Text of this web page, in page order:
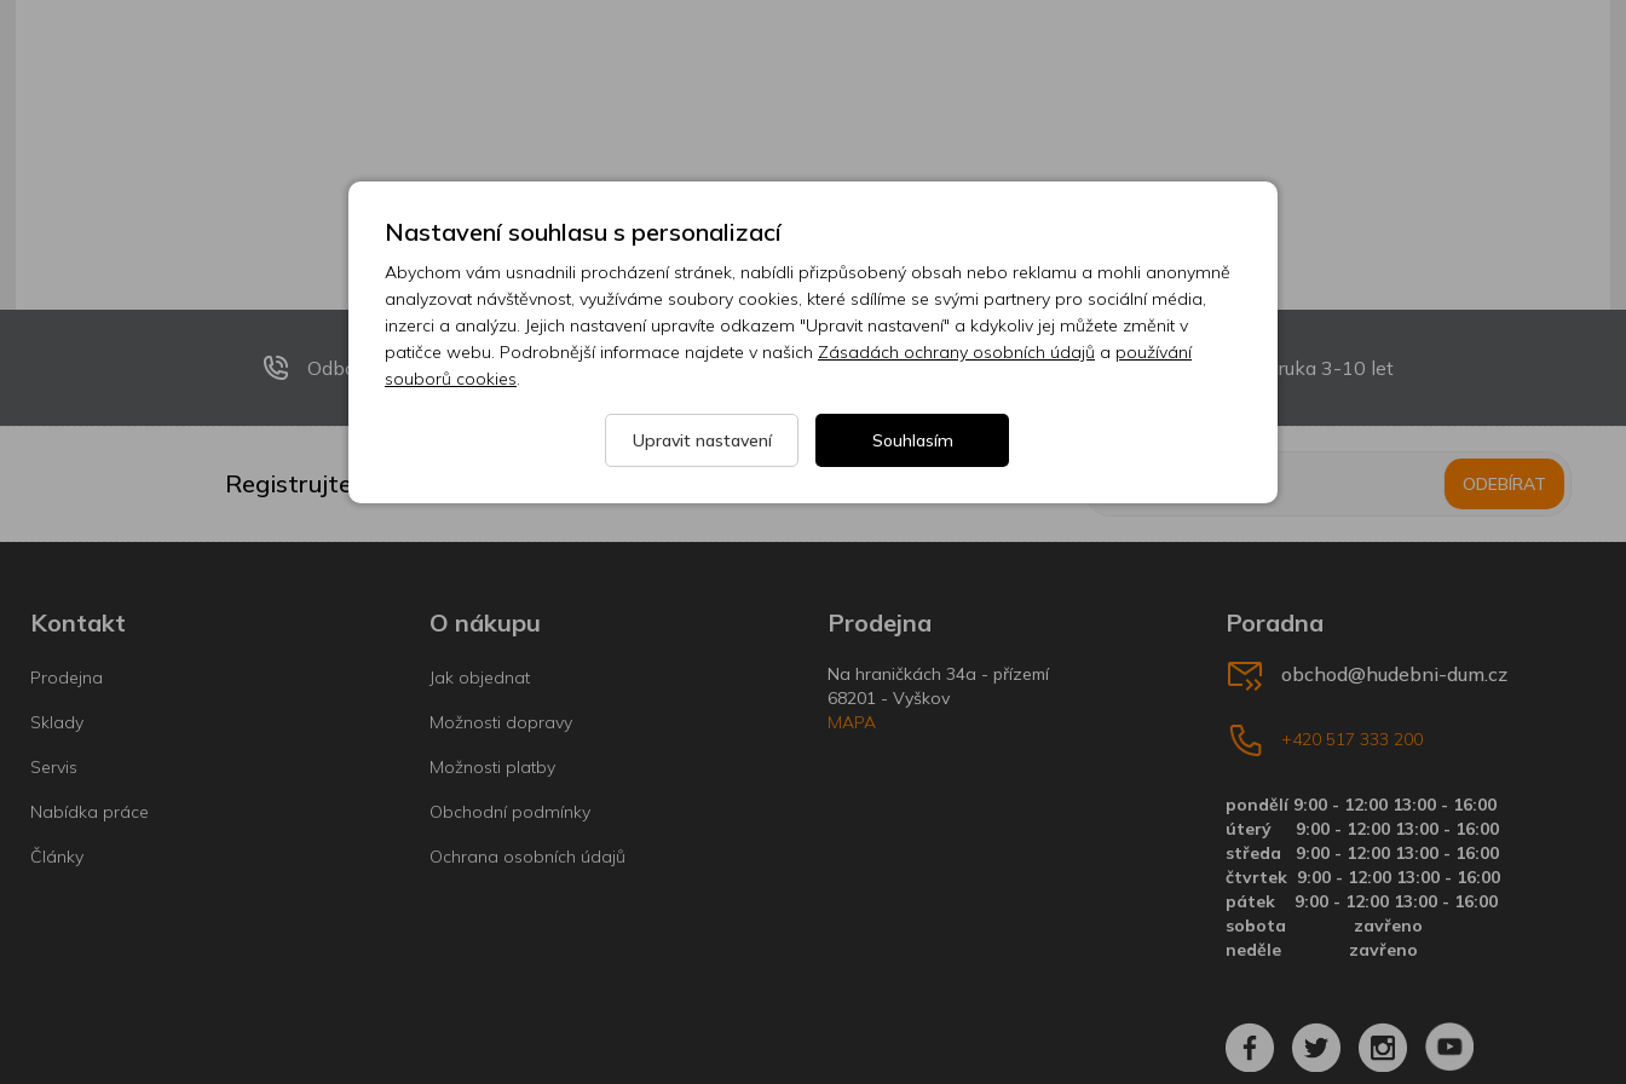
Odborníci na telefonu Slevy na další nákup Prodloužená záruka 3-10 let
Registrujte se k odběru newsletteru a už Vám nic neunikne ODEBÍRAT
Kontakt
Prodejna
Sklady
Servis
Nabídka práce
Články
O nákupu
Jak objednat
Možnosti dopravy
Možnosti platby
Obchodní podmínky
Ochrana osobních údajů
Prodejna
Na hraničkách 34a - přízemí
68201 - Vyškov
MAPA
Poradna
obchod@hudebni-dum.cz
+420 517 333 200
pondělí 9:00 - 12:00 13:00 - 16:00
úterý 9:00 - 12:00 13:00 - 16:00
středa 9:00 - 12:00 13:00 - 16:00
čtvrtek 9:00 - 12:00 13:00 - 16:00
pátek 9:00 - 12:00 13:00 - 16:00
sobota zavřeno
neděle zavřeno
Nastavení souhlasu s personalizací
Abychom vám usnadnili procházení stránek, nabídli přizpůsobený obsah nebo reklamu a mohli anonymně
analyzovat návštěvnost, využíváme soubory cookies, které sdílíme se svými partnery pro sociální média,
inzerci a analýzu. Jejich nastavení upravíte odkazem "Upravit nastavení" a kdykoliv jej můžete změnit v
patičce webu. Podrobnější informace najdete v našich Zásadách ochrany osobních údajů a používání
souborů cookies
Upravit nastavení Souhlasím